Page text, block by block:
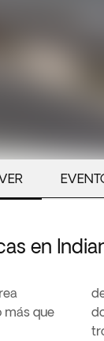
en
más que
y